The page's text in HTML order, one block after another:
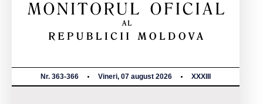
Nr. 363-366 Vineri, 07 august 2026 XXXIII